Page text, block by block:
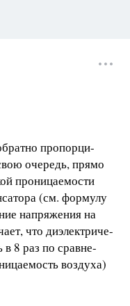
пропорци-
очередь, прямо
проницаемости
(см. формулу
напряжения на
что диэлектриче-
в 8 раз по сравне-
воздуха)